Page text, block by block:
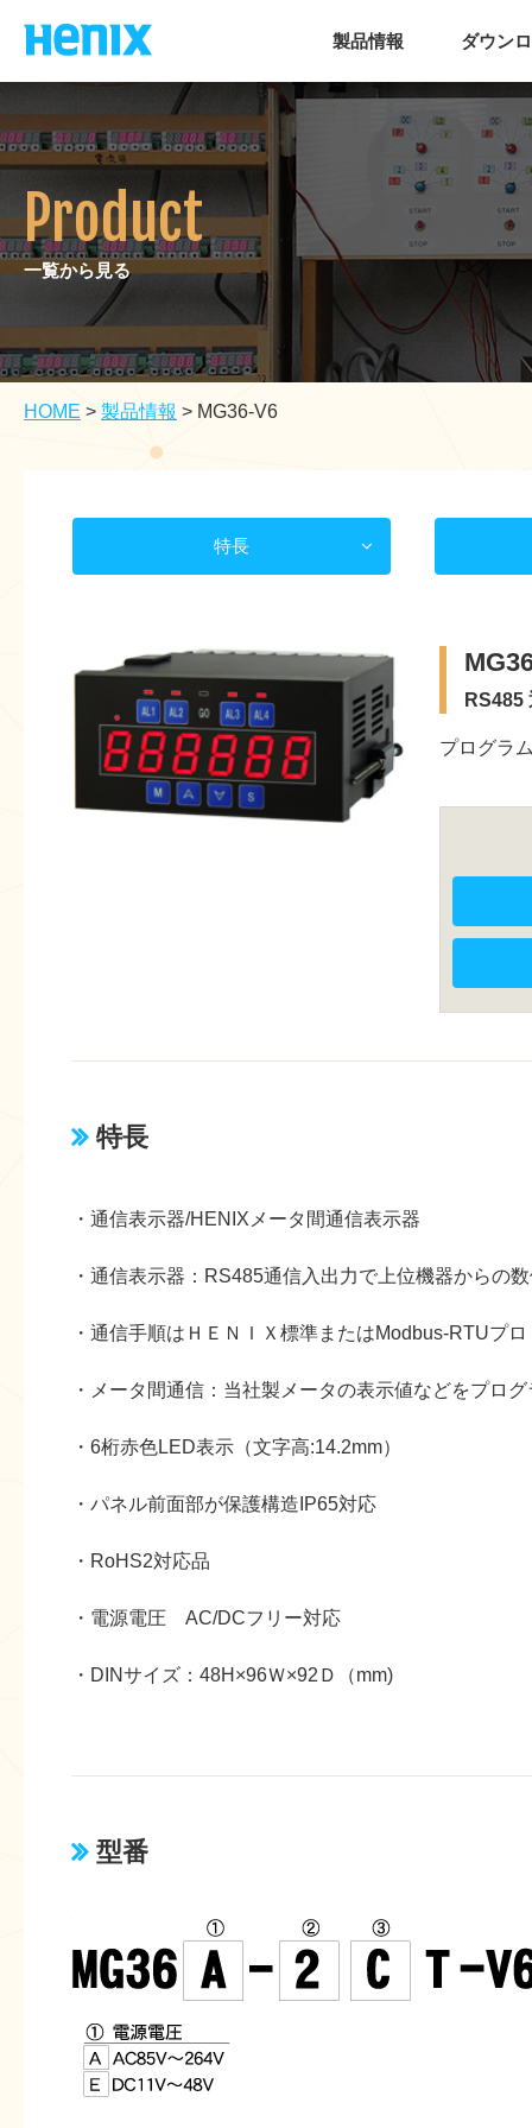
製品情報 ダウン
Product
一覧から見る
HOME > 製品情報 > MG36-V6
特長
RS485
プログラ
特長
・通信表示器/HENIXメータ間通信表示器
・通信表示器：RS485通信入出力で上位機器からの
・通信手順はＨＥＮＩＸ標準またはModbus-RTUプ
・メータ間通信：当社製メータの表示値などをプロ
・6桁赤色LED表示（文字高:14.2mm）
・パネル前面部が保護構造IP65対応
・RoHS2対応品
・電源電圧 AC/DCフリー対応
・DINサイズ：48H×96Ｗ×92Ｄ（mm)
型番